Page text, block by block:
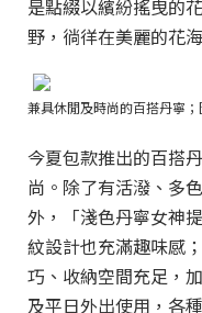
是點綴以繽紛搖曳的
野，徜徉在美麗的花
兼具休閒及時尚的百搭丹寧
今夏包款推出的百搭
尚。除了有活潑、多
外，「淺色丹寧女神
紋設計也充滿趣味感
巧、收納空間充足，
及平日外出使用，各